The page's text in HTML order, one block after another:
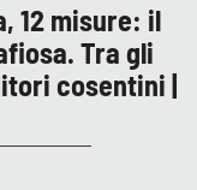
12 misure: il
Tra gli
cosentini |